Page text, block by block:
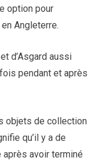
option pour
Angleterre.
d’Asgard aussi
pendant et après
objets de collection
qu’il y a de
avoir terminé